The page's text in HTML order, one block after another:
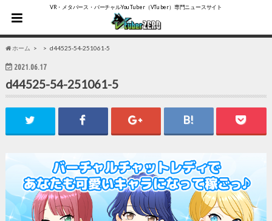
VR・メタバース・バーチャルYouTuber（VTuber）専門ニュースサイト
ホーム d44525-54-251061-5
2021.06.17
d44525-54-251061-5